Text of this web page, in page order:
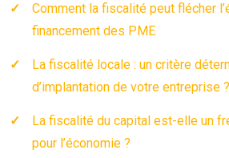
Comment la fiscalité peut flécher
financement des PME
La fiscalité locale : un critère
d’implantation de votre entreprise ?
La fiscalité du capital est-elle un
pour l’économie ?